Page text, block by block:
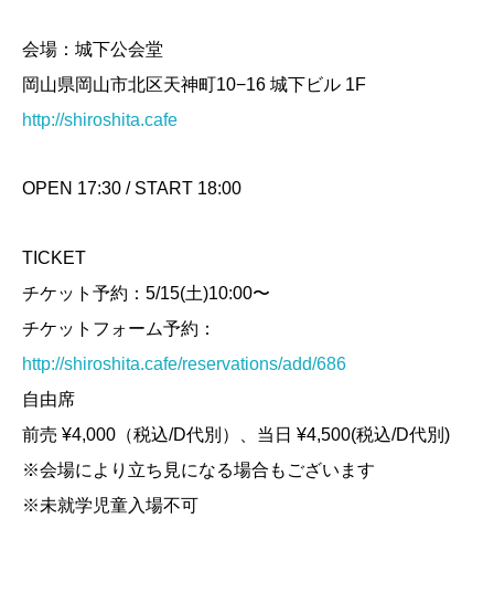
会場：城下公会堂
岡山県岡山市北区天神町10−16 城下ビル 1F
http://shiroshita.cafe
OPEN 17:30 / START 18:00
TICKET
チケット予約：5/15(土)10:00〜
チケットフォーム予約：
http://shiroshita.cafe/reservations/add/686
自由席
前売 ¥4,000（税込/D代別）、当日 ¥4,500(税込/D代別)
※会場により立ち見になる場合もございます
※未就学児童入場不可